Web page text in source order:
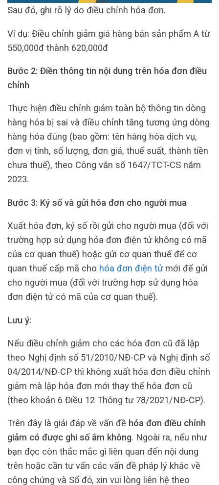
Sau đó, ghi rõ lý do điều chỉnh hóa đơn.
Ví dụ: Điều chỉnh giảm giá hàng bán sản phẩm A từ
550,000đ thành 620,000đ
Bước 2: Điền thông tin nội dung trên hóa đơn điều
chỉnh
Thực hiện điều chỉnh giảm toàn bộ thông tin dòng
hàng hóa bị sai và điều chỉnh tăng tương ứng dòng
hàng hóa đúng (bao gồm: tên hàng hóa dịch vụ,
đơn vị tính, số lượng, đơn giá, thuế suất, thành tiền
chưa thuế), theo Công văn số 1647/TCT-CS năm
2023.
Bước 3: Ký số và gửi hóa đơn cho người mua
Xuất hóa đơn, ký số rồi gửi cho người mua (đối với
trường hợp sử dụng hóa đơn điện tử không có mã
của cơ quan thuế) hoặc gửi cơ quan thuế để cơ
quan thuế cấp mã cho hóa đơn điện tử mới để gửi
cho người mua (đối với trường hợp sử dụng hóa
đơn điện tử có mã của cơ quan thuế).
Lưu ý:
Nếu điều chỉnh giảm cho các hóa đơn cũ đã lập
theo Nghị định số 51/2010/NĐ-CP và Nghị định số
04/2014/NĐ-CP thì không xuất hóa đơn điều chỉnh
giảm mà lập hóa đơn mới thay thế hóa đơn cũ
(theo khoản 6 Điều 12 Thông tư 78/2021/NĐ-CP).
Trên đây là giải đáp về vấn đề hóa đơn điều chỉnh
giảm có được ghi số âm không. Ngoài ra, nếu như
bạn đọc còn thắc mắc gì liên quan đến nội dung
trên hoặc cần tư vấn các vấn đề pháp lý khác về
công chứng và Sổ đỏ, xin vui lòng liên hệ theo